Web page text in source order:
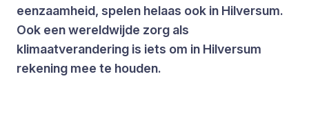
eenzaamheid, spelen helaas ook in Hilversum.
Ook een wereldwijde zorg als
klimaatverandering is iets om in Hilversum
rekening mee te houden.